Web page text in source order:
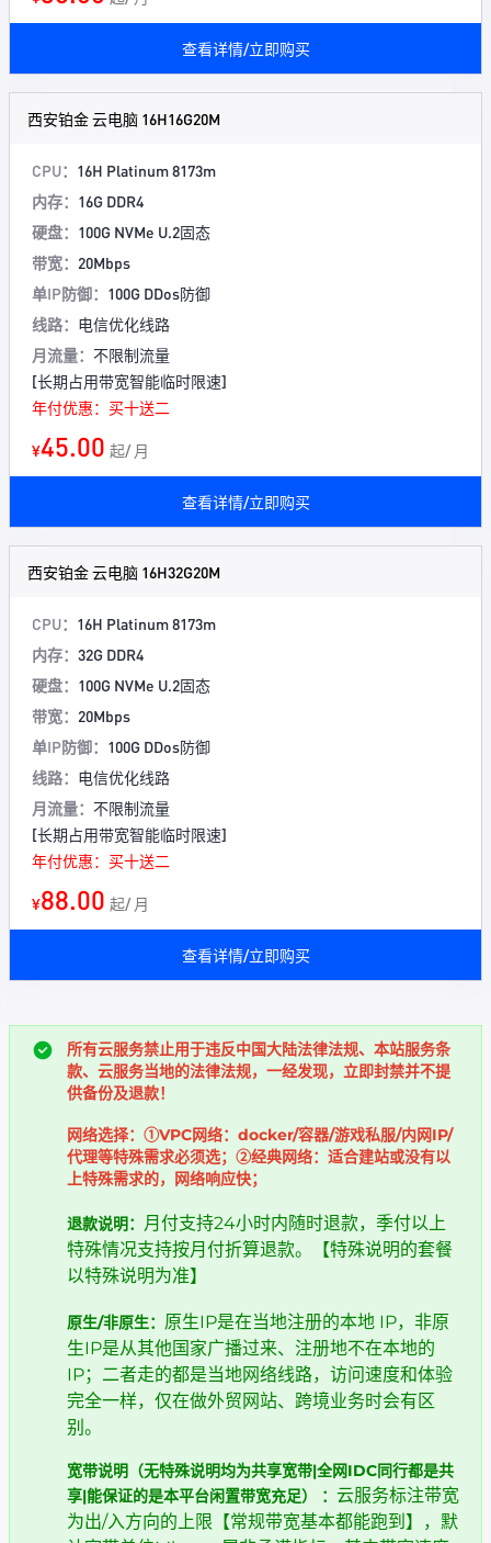
查看详情/立即购买
西安铂金 云电脑 16H16G20M
CPU： 16H Platinum 8173m
内存： 16G DDR4
硬盘： 100G NVMe U.2固态
带宽： 20Mbps
单IP防御： 100G DDos防御
线路： 电信优化线路
月流量： 不限制流量
[长期占用带宽智能临时限速]
年付优惠：买十送二
¥45.00 起/ 月
查看详情/立即购买
西安铂金 云电脑 16H32G20M
CPU： 16H Platinum 8173m
内存： 32G DDR4
硬盘： 100G NVMe U.2固态
带宽： 20Mbps
单IP防御： 100G DDos防御
线路： 电信优化线路
月流量： 不限制流量
[长期占用带宽智能临时限速]
年付优惠：买十送二
¥88.00 起/ 月
查看详情/立即购买
所有云服务禁止用于违反中国大陆法律法规、本站服务条
款、云服务当地的法律法规，一经发现，立即封禁并不提
供备份及退款！
网络选择：①VPC网络：docker/容器/游戏私服/内网IP/
代理等特殊需求必须选；②经典网络：适合建站或没有以
上特殊需求的，网络响应快；
退款说明： 月付支持24小时内随时退款，季付以上
特殊情况支持按月付折算退款。【特殊说明的套餐
以特殊说明为准】
原生/非原生： 原生IP是在当地注册的本地 IP，非原
生IP是从其他国家广播过来、注册地不在本地的
IP；二者走的都是当地网络线路，访问速度和体验
完全一样，仅在做外贸网站、跨境业务时会有区
别。
宽带说明（无特殊说明均为共享宽带|全网IDC同行都是共
享|能保证的是本平台闲置带宽充足） ​： 云服务标注带宽
为出/入方向的上限【常规带宽基本都能跑到】，默